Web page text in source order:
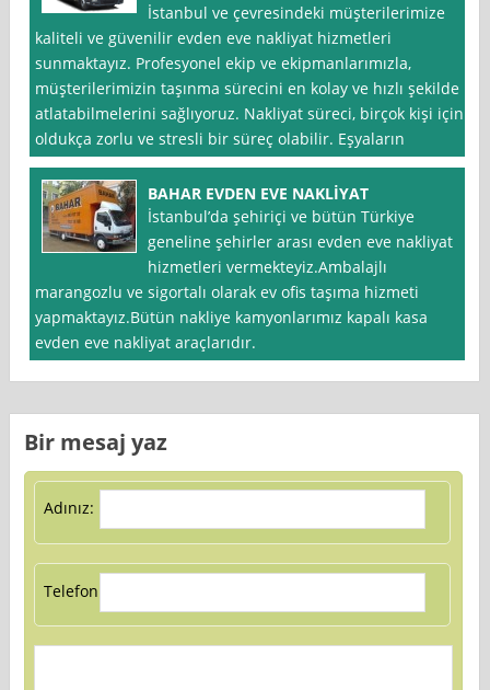
İstanbul ve çevresindeki müşterilerimize
kaliteli ve güvenilir evden eve nakliyat hizmetleri
sunmaktayız. Profesyonel ekip ve ekipmanlarımızla,
müşterilerimizin taşınma sürecini en kolay ve hızlı şekilde
atlatabilmelerini sağlıyoruz. Nakliyat süreci, birçok kişi için
oldukça zorlu ve stresli bir süreç olabilir. Eşyaların
BAHAR EVDEN EVE NAKLİYAT
İstanbul’da şehiriçi ve bütün Türkiye
geneline şehirler arası evden eve nakliyat
hizmetleri vermekteyiz.Ambalajlı
marangozlu ve sigortalı olarak ev ofis taşıma hizmeti
yapmaktayız.Bütün nakliye kamyonlarımız kapalı kasa
evden eve nakliyat araçlarıdır.
Bir mesaj yaz
Adınız:
Telefon: